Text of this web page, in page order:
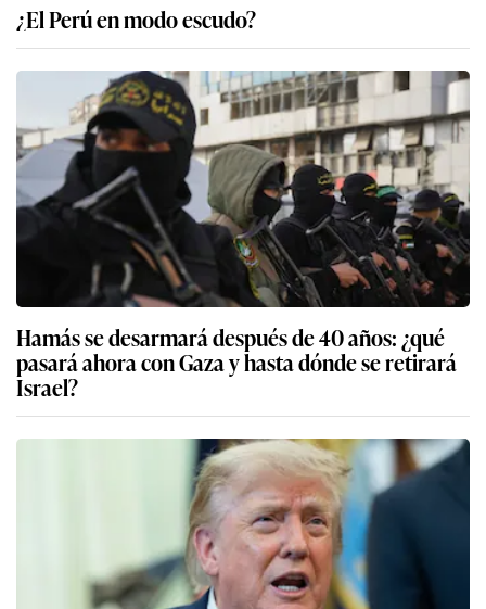
¿El Perú en modo escudo?
Hamás se desarmará después de 40 años: ¿qué
pasará ahora con Gaza y hasta dónde se retirará
Israel?